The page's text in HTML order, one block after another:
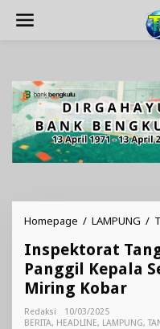
Homepage / LAMPUNG /
Inspektorat
Panggil Kepala
Miring Kobar
Redaksi
10/03/2025
BERITA, HEADLINE, LAMPUNG,